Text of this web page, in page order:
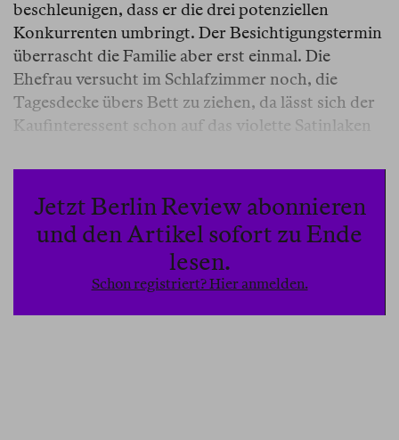
beschleunigen, dass er die drei potenziellen
Konkurrenten umbringt. Der Besichtigungstermin
überrascht die Familie aber erst einmal. Die
Ehefrau versucht im Schlafzimmer noch, die
Tagesdecke übers Bett zu ziehen, da lässt sich der
Kaufinteressent schon auf das violette Satinlaken
Kette um seinen Hals ist ein wenig zu dick, das
Hemd einen Knopf zu weit offen und auf seiner
Stirn steht ein leichter Schweißfilm. Die Ehefrau
kräuselt auf das unausgesprochene Angebot, sich
zu ihm aufs Bett zu setzen, nur leicht die Nase –
mehr Ablehnung erfährt der Übergriffige nicht.
Jetzt Berlin Review abonnieren
und den Artikel sofort zu Ende
lesen.
Schon registriert? Hier anmelden.